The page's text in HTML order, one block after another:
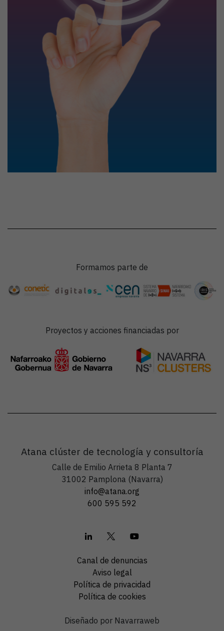
Formamos parte de
Proyectos y acciones financiadas por
Atana clúster de tecnología y consultoría
Calle de Emilio Arrieta 8 Planta 7
31002 Pamplona (Navarra)
info@atana.org
600 595 592
Canal de denuncias
Aviso legal
Política de privacidad
Política de cookies
Diseñado por Navarraweb